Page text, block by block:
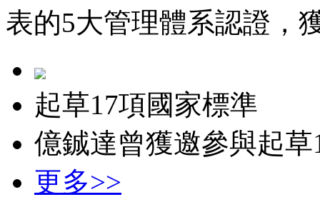
表的5大管理體系認證，
起草17項國家標準
億鋮達曾獲邀參與起
更多>>